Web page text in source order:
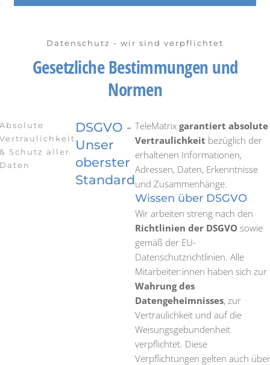
Datenschutz - wir sind verpflichtet
Gesetzliche Bestimmungen und
Normen
Schutz aller
DSGVO -
Unser
oberster
Standard
TeleMatrix garantiert absolute
Vertraulichkeit bezüglich der
erhaltenen Informationen,
Adressen, Daten, Erkenntnisse
und Zusammenhänge.
Wissen über DSGVO
Wir arbeiten streng nach den
Richtlinien der DSGVO sowie
gemäß der EU-
Datenschutzrichtlinien. Alle
Mitarbeiter:innen haben sich zur
Wahrung des
Datengeheimnisses, zur
Vertraulichkeit und auf die
Weisungs­ge­bun­den­heit
verpflichtet. Diese
Verpflichtungen gelten auch über